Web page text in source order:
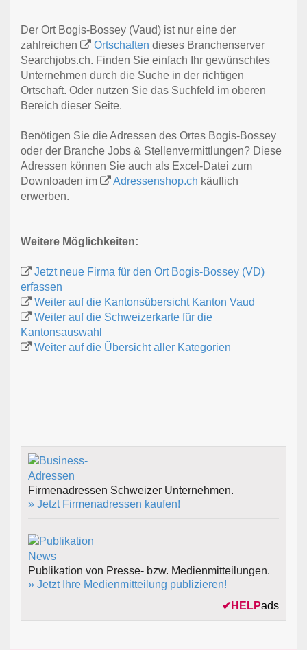
Der Ort Bogis-Bossey (Vaud) ist nur eine der
zahlreichen
Ortschaften dieses Branchenserver
Searchjobs.ch. Finden Sie einfach Ihr gewünschtes
Unternehmen durch die Suche in der richtigen
Ortschaft. Oder nutzen Sie das Suchfeld im oberen
Bereich dieser Seite.
Benötigen Sie die Adressen des Ortes Bogis-Bossey
oder der Branche Jobs & Stellenvermittlungen? Diese
Adressen können Sie auch als Excel-Datei zum
Downloaden im
Adressenshop.ch käuflich
erwerben.
Weitere Möglichkeiten:
Jetzt neue Firma für den Ort Bogis-Bossey (VD)
erfassen
Weiter auf die Kantonsübersicht Kanton Vaud
Weiter auf die Schweizerkarte für die
Kantonsauswahl
Weiter auf die Übersicht aller Kategorien
Firmenadressen Schweizer Unternehmen.
» Jetzt Firmenadressen kaufen!
Publikation von Presse- bzw. Medienmitteilungen.
» Jetzt Ihre Medienmitteilung publizieren!
✔ HELPads